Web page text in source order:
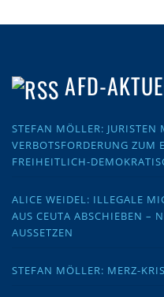
AFD-
STEFAN MÖLLER:
VERBOTSFORDERUNG ZUM
FREIHEITLICH-
ALICE WEIDEL: ILLEGALE
AUS CEUTA ABSCHIEBEN –
AUSSETZEN
STEFAN MÖLLER: MERZ-